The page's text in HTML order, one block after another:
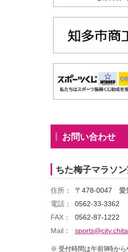
お問い合わせ
ちた梅子マラソ
住所： 〒478-0047 愛
電話：
0562-33-3362
FAX：
0562-87-1222
Mail：
受付時間は午前9時から